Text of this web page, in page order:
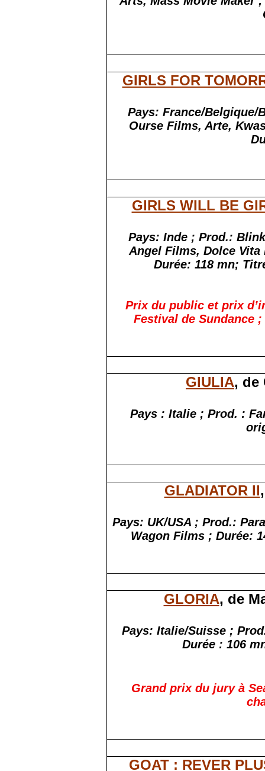
GIRLS FOR
Pays: France/Belgique/
Ourse Films, Arte,
GIRLS WILL BE
Pays: Inde ; Prod.:
Angel Films, Dolce
Durée: 118 mn;
Prix du public et prix
Festival de Sundance
GIULIA, de
Pays : Italie ; Prod. :
GLADIATOR II
Pays: UK/USA ; Prod.:
Wagon Films ; Durée:
GLORIA, de
Pays: Italie/Suisse ;
Durée : 106
Grand prix du jury à
GOAT : REVER